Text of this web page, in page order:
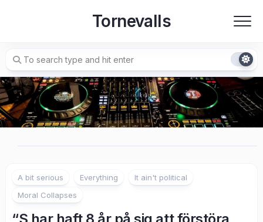
Tornevalls
A bit serious Everything
It ain't political
Moral Collapses